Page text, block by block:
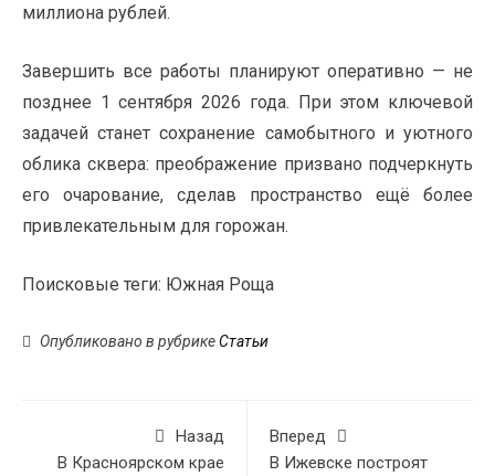
миллиона рублей.
Завершить все работы планируют оперативно — не
позднее 1 сентября 2026 года. При этом ключевой
задачей станет сохранение самобытного и уютного
облика сквера: преображение призвано подчеркнуть
его очарование, сделав пространство ещё более
привлекательным для горожан.
Поисковые теги: Южная Роща
Опубликовано в рубрикеСтатьи
Назад
В Красноярском крае
Вперед
В Ижевске построят